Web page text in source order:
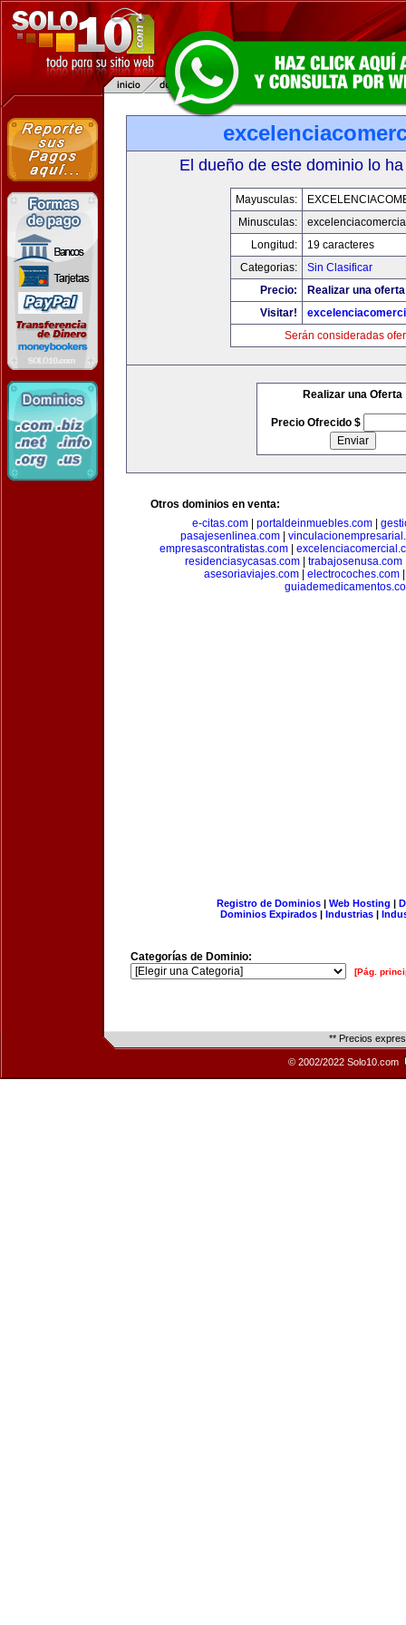
El dueño de este dominio lo
Mayusculas:
Minusculas:
Longitud:
19 caracteres
Categorias:
Sin Clasificar
Precio:
Realizar una
Visitar!
Serán consideradas
Realizar una Oferta
Precio Ofrecido $
Otros dominios en venta:
e-citas.com
portaldeinmuebles.com
pasajesenlinea.com
empresascontratistas.com
residenciasycasas.com| trabajosenusa.com
asesoriaviajes.com| electrocoches.com
Registro de Dominios| Web Hosting |
Dominios Expirados | Industrias |
Categorías de Dominio:
[Pág.
** Precios
© 2002/2022 Solo10.com